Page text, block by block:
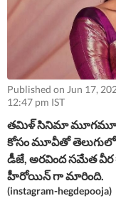
Published on Jun 17,
12:47 pm IST
తమిళ్ సినిమా
కోసం మూవీతో తెలుగులో
డీజే, అరవింద సమేత
హీరోయిన్ గా మారింది.
(instagram-hegdepooja)